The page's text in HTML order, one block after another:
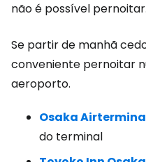
não é possível pernoitar.
Se partir de manhã
conveniente pernoitar
aeroporto.
Osaka
do terminal